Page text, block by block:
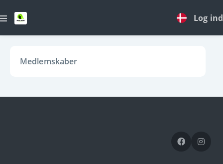
Log ind
Medlemskaber